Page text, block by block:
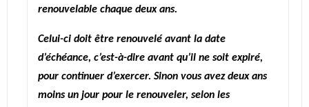
renouvelable chaque deux ans.
Celui-ci doit être renouvelé avant la date
d’échéance, c’est-à-dire avant qu’il ne soit expiré,
pour continuer d’exercer. Sinon vous avez deux ans
moins un jour pour le renouveler, selon les